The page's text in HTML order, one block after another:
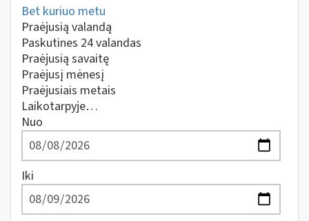
Bet kuriuo metu
Praėjusią valandą
Paskutines 24 valandas
Praėjusią savaitę
Praėjusį mėnesį
Praėjusiais metais
Laikotarpyje…
Nuo
Iki